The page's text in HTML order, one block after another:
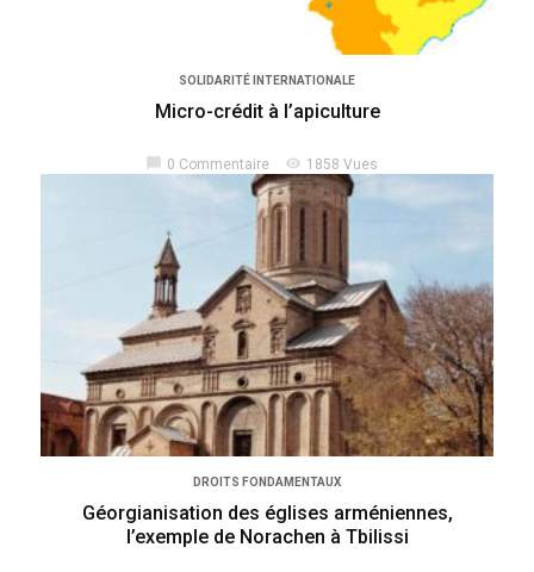
SOLIDARITÉ INTERNATIONALE
Micro-crédit à l’apiculture
0 Commentaire visibility 1858 Vues
DROITS FONDAMENTAUX
Géorgianisation des églises arméniennes,
l’exemple de Norachen à Tbilissi